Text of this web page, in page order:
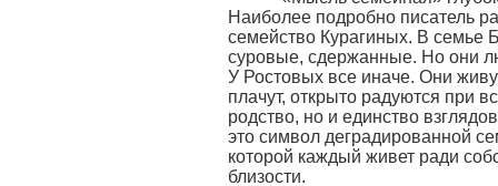
Наиболее подробно писатель
семейство Курагиных. В семье
суровые, сдержанные. Но они
У Ростовых все иначе. Они
плачут, открыто радуются при
родство, но и единство
это символ деградированной
которой каждый живет ради
близости.